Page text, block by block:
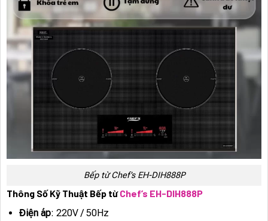
Bếp từ Chef’s EH-DIH888P
Thông Số Kỹ Thuật Bếp từChef’s EH-DIH888P
Điện áp: 220V / 50Hz